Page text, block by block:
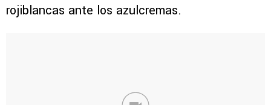
rojiblancas ante los azulcremas.